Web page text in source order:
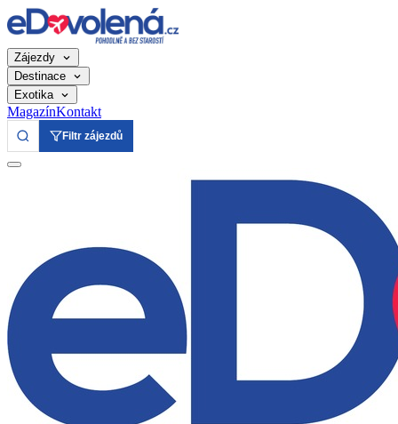
Zájezdy
Destinace
Exotika
MagazínKontakt
Filtr zájezdů